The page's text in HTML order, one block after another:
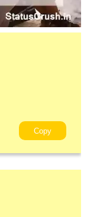
Copy